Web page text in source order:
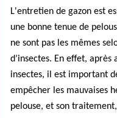
L'entretien de gazon est
une bonne tenue de
ne sont pas les mêmes
d’insectes. En effet,
insectes, il est important
empêcher les mauvaises
pelouse, et son